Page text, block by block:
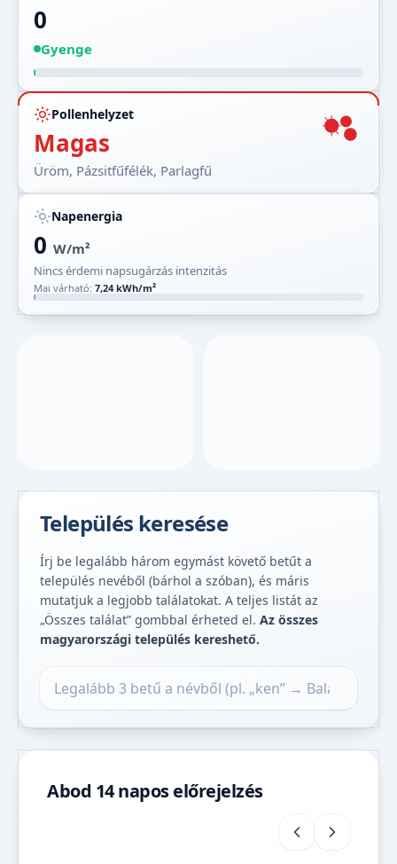
0
Gyenge
Pollenhelyzet
Magas
Üröm, Pázsitfűfélék, Parlagfű
Napenergia
0 W/m²
Nincs érdemi napsugárzás intenzitás
Mai várható: 7,24 kWh/m²
Település keresése
Írj be legalább három egymást követő betűt a
település nevéből (bárhol a szóban), és máris
mutatjuk a legjobb találatokat. A teljes listát az
„Összes találat” gombbal érheted el. Az összes
magyarországi település kereshető.
Abod 14 napos előrejelzés